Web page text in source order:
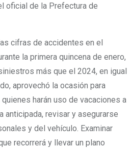
oficial de la Prefectura de
cifras de accidentes en el
la primera quincena de enero,
más que el 2024, en igual
aprovechó la ocasión para
harán uso de vacaciones a
anticipada, revisar y asegurarse
y del vehículo. Examinar
recorrerá y llevar un plano